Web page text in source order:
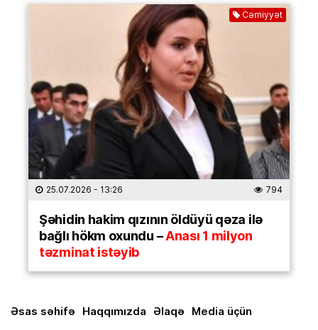
Cəmiyyət
25.07.2026 - 13:26 794
Şəhidin hakim qızının öldüyü qəza ilə
bağlı hökm oxundu –Anası 1 milyon
təzminat istəyib
Əsas səhifə Haqqımızda Əlaqə Media üçün